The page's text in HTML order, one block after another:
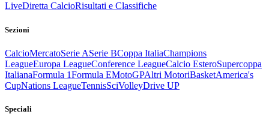
LiveDiretta CalcioRisultati e Classifiche
Sezioni
CalcioMercatoSerie ASerie BCoppa ItaliaChampions
LeagueEuropa LeagueConference LeagueCalcio EsteroSupercoppa
ItalianaFormula 1Formula EMotoGPAltri MotoriBasketAmerica's
CupNations LeagueTennisSciVolleyDrive UP
Speciali